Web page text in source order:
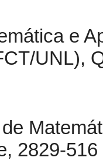
e
UNL),
2829-